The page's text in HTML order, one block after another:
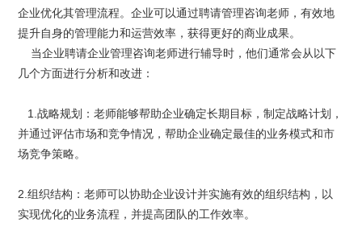
企业优化其管理流程。企业可以通过聘请管理咨询老师，有效地
提升自身的管理能力和运营效率，获得更好的商业成果。
当企业聘请企业管理咨询老师进行辅导时，他们通常会从以下
几个方面进行分析和改进：
1.战略规划：老师能够帮助企业确定长期目标，制定战略计划，
并通过评估市场和竞争情况，帮助企业确定最佳的业务模式和市
场竞争策略。
2.组织结构：老师可以协助企业设计并实施有效的组织结构，以
实现优化的业务流程，并提高团队的工作效率。